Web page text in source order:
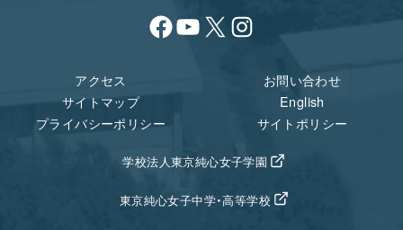
Facebook
YouTube
X Instagram
アクセス
お問い合わせ
サイトマップ
English
プライバシーポリシー
サイトポリシー
学校法人東京純心女子学園
東京純心女子中学・高等学校